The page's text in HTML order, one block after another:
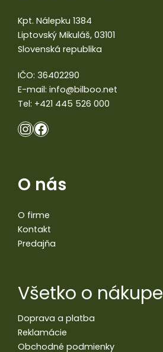
Kpt. Nálepku 1384
Liptovský Mikuláš, 03101
Slovenská republika
IČO: 36402290
E-mail: info@bilboo.net
Tel: +421 445 526 000
O nás
O firme
Kontakt
Predajňa
Všetko o nákupe
Doprava a platba
Reklamácie
Obchodné podmienky